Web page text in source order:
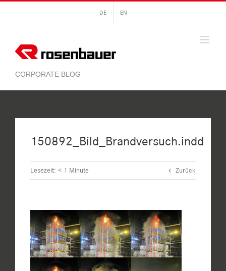
springen
DE EN
150892_Bild_Brandversuch.indd
Lesezeit: < 1 Minute Zurück